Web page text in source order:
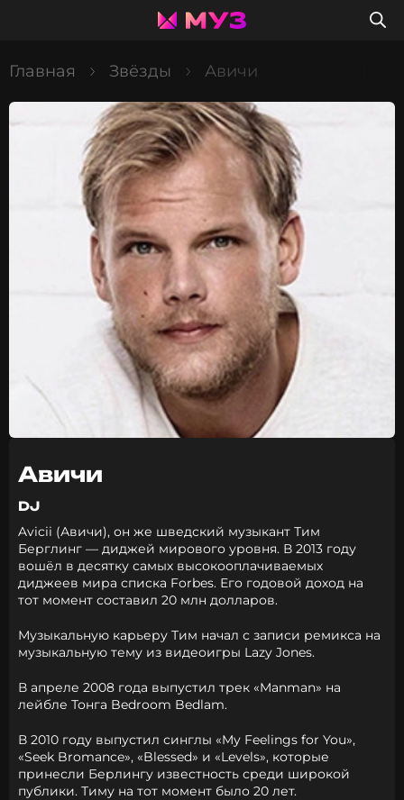
Главная Звёзды Авичи
Авичи
DJ
Avicii (Авичи), он же шведский музыкант Тим
Берглинг — диджей мирового уровня. В 2013 году
вошёл в десятку самых высокооплачиваемых
диджеев мира списка Forbes. Его годовой доход на
тот момент составил 20 млн долларов.
Музыкальную карьеру Тим начал с записи ремикса на
музыкальную тему из видеоигры Lazy Jones.
В апреле 2008 года выпустил трек «Manman» на
лейбле Тонга Bedroom Bedlam.
В 2010 году выпустил синглы «My Feelings for You»,
«Seek Bromance», «Blessed» и «Levels», которые
принесли Берлингу известность среди широкой
публики. Тиму на тот момент было 20 лет.